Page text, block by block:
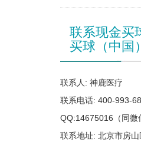
联系现金买
买球（中国）
联系人: 神鹿医疗
联系电话: 400-993-
QQ:14675016（同微
联系地址: 北京市房